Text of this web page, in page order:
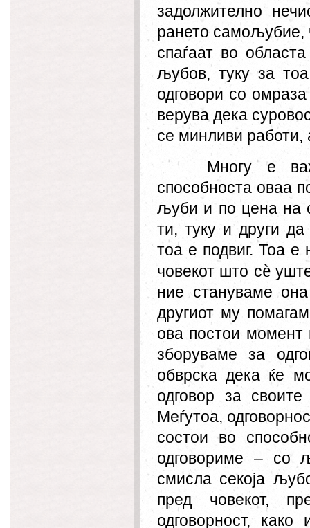
задолжително
рането самољубие,
спаѓаат во
љубов, туку за
одговори со
верува дека
се минливи работи,
Многу е
способноста оваа
љуби и по цена на
ти, туку и други
тоа е подвиг. Тоа е
човекот што сè
ние стануваме
другиот му пома
ова постои момент
зборуваме за
обврска дека ќе
одговор за
Меѓутоа,
состои во
одговориме – со
смисла секоја
пред човекот,
одговорност,